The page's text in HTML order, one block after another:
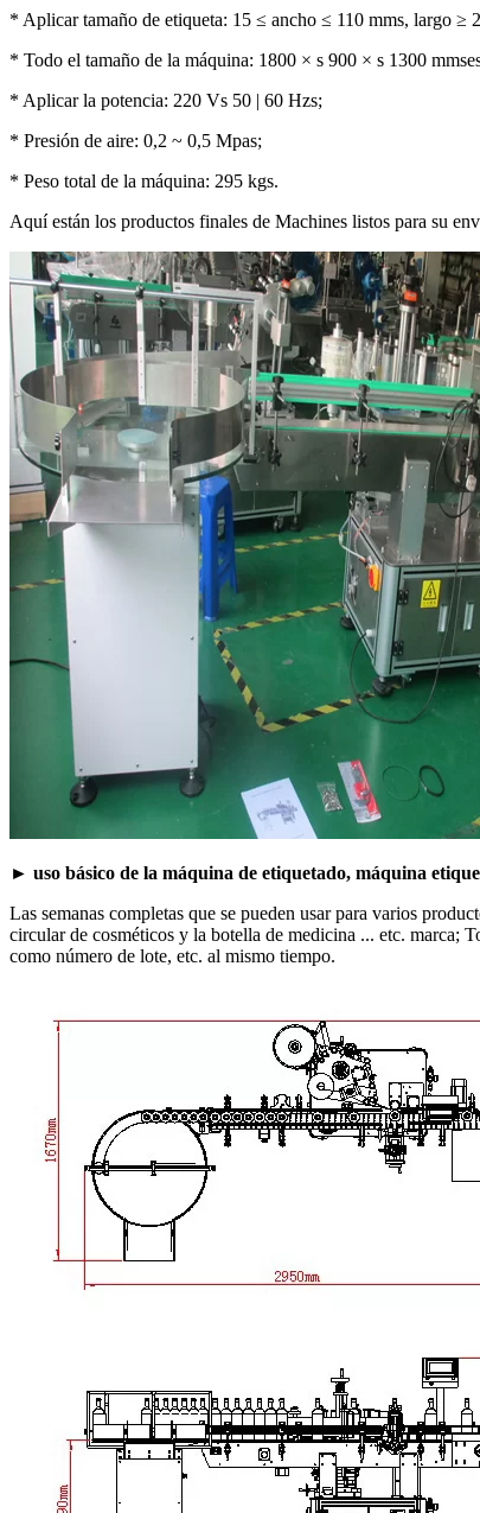
* Aplicar tamaño de etiqueta: 15 ≤ ancho ≤ 110 mms, largo ≥
* Todo el tamaño de la máquina: 1800 × s 900 × s 1300
* Aplicar la potencia: 220 Vs 50 | 60 Hzs;
* Presión de aire: 0,2 ~ 0,5 Mpas;
* Peso total de la máquina: 295 kgs.
Aquí están los productos finales de Machines listos para su
► uso básico de la máquina de etiquetado, máquina
Las semanas completas que se pueden usar para varios
circular de cosméticos y la botella de medicina ... etc. marca;
como número de lote, etc. al mismo tiempo.